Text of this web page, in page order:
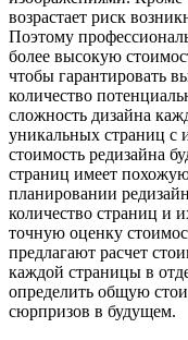
возрастает риск
Поэтому
более высокую
чтобы гарантировать
количество
сложность дизайна
уникальных страниц с
стоимость редизайна
страниц имеет
планировании
количество страниц и
точную оценку
предлагают расчет
каждой страницы в
определить общую
сюрпризов в будущем.